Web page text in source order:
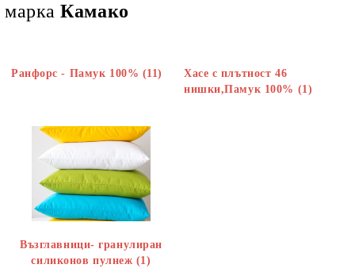
маркаКамако
Ранфорс - Памук 100% (11)
Хасе с плътност 46
нишки,Памук 100% (1)
Възглавници- гранулиран
силиконов пулнеж (1)